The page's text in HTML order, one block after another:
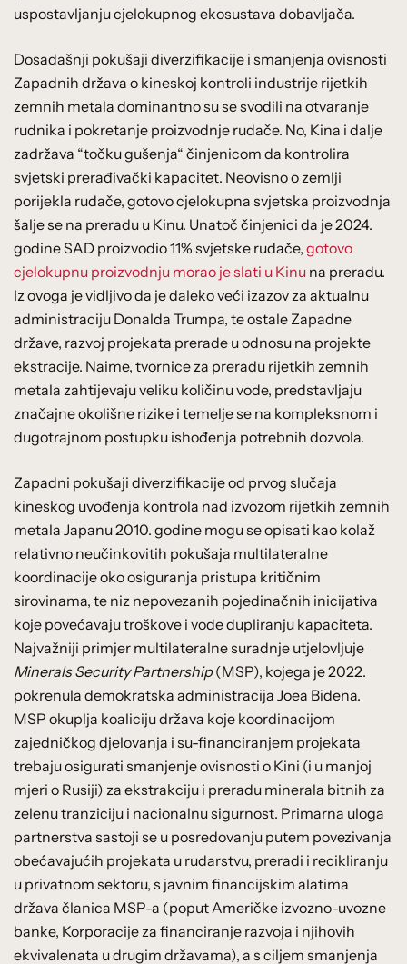
uspostavljanju cjelokupnog ekosustava dobavljača.
Dosadašnji pokušaji diverzifikacije i smanjenja ovisnosti
Zapadnih država o kineskoj kontroli industrije rijetkih
zemnih metala dominantno su se svodili na otvaranje
rudnika i pokretanje proizvodnje rudače. No, Kina i dalje
zadržava “točku gušenja“ činjenicom da kontrolira
svjetski prerađivački kapacitet. Neovisno o zemlji
porijekla rudače, gotovo cjelokupna svjetska proizvodnja
šalje se na preradu u Kinu. Unatoč činjenici da je 2024.
godine SAD proizvodio 11% svjetske rudače, gotovo
cjelokupnu proizvodnju morao je slati u Kinu na preradu.
Iz ovoga je vidljivo da je daleko veći izazov za aktualnu
administraciju Donalda Trumpa, te ostale Zapadne
države, razvoj projekata prerade u odnosu na projekte
ekstracije. Naime, tvornice za preradu rijetkih zemnih
metala zahtijevaju veliku količinu vode, predstavljaju
značajne okolišne rizike i temelje se na kompleksnom i
dugotrajnom postupku ishođenja potrebnih dozvola.
Zapadni pokušaji diverzifikacije od prvog slučaja
kineskog uvođenja kontrola nad izvozom rijetkih zemnih
metala Japanu 2010. godine mogu se opisati kao kolaž
relativno neučinkovitih pokušaja multilateralne
koordinacije oko osiguranja pristupa kritičnim
sirovinama, te niz nepovezanih pojedinačnih inicijativa
koje povećavaju troškove i vode dupliranju kapaciteta.
Najvažniji primjer multilateralne suradnje utjelovljuje
Minerals Security Partnership(MSP), kojega je 2022.
pokrenula demokratska administracija Joea Bidena.
MSP okuplja koaliciju država koje koordinacijom
zajedničkog djelovanja i su-financiranjem projekata
trebaju osigurati smanjenje ovisnosti o Kini (i u manjoj
mjeri o Rusiji) za ekstrakciju i preradu minerala bitnih za
zelenu tranziciju i nacionalnu sigurnost. Primarna uloga
partnerstva sastoji se u posredovanju putem povezivanja
obećavajućih projekata u rudarstvu, preradi i recikliranju
u privatnom sektoru, s javnim financijskim alatima
država članica MSP-a (poput Američke izvozno-uvozne
banke, Korporacije za financiranje razvoja i njihovih
ekvivalenata u drugim državama), a s ciljem smanjenja